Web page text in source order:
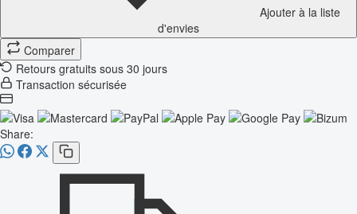
Ajouter à la liste
d'envies
Comparer
Retours gratuits sous 30 jours
Transaction sécurisée
Share: